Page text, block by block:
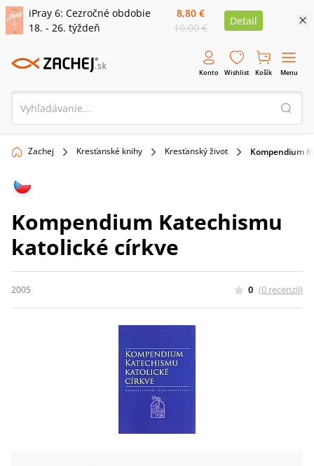
iPray 6: Cezročné obdobie
18. - 26. týždeň
8,80 €
10,00 €
Detail
Konto Wishlist Košík Menu
Zachej Kresťanské knihy Kresťanský život Kompendium
Kompendium Katechismu
katolické církve
2005 0 (0 recenzií)